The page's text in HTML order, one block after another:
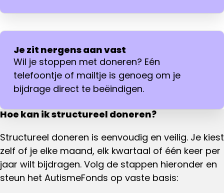
Je zit nergens aan vast
Wil je stoppen met doneren? Eén
telefoontje of mailtje is genoeg om je
bijdrage direct te beëindigen.
Hoe kan ik structureel doneren?
Structureel doneren is eenvoudig en veilig. Je kiest
zelf of je elke maand, elk kwartaal of één keer per
jaar wilt bijdragen. Volg de stappen hieronder en
steun het AutismeFonds op vaste basis: